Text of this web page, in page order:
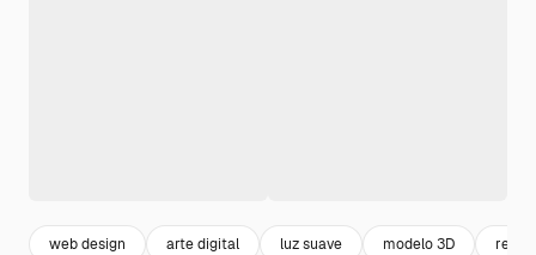
web design arte digital luz suave modelo 3D